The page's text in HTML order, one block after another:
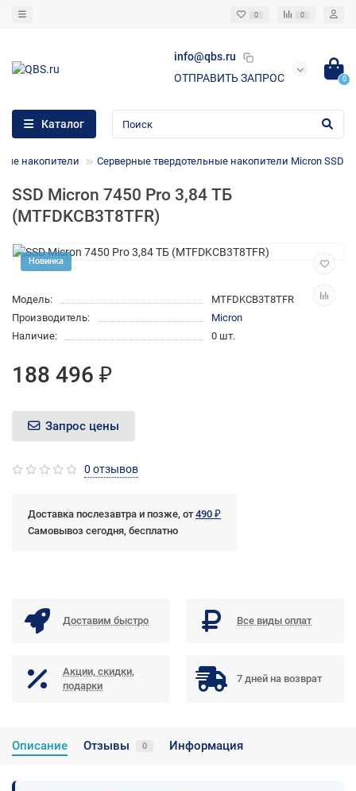
0 0
info@qbs.ru
ОТПРАВИТЬ ЗАПРОС
0
Каталог
накопители Cерверные твердотельные накопители Micron SSD
SSD Micron 7450 Pro 3,84 ТБ
(MTFDKCB3T8TFR)
Новинка
Модель:
MTFDKCB3T8TFR
Производитель:
Micron
Наличие:
0 шт.
188 496 ₽
Запрос цены
0 отзывов
Доставка послезавтра и позже, от490 ₽
Самовывоз сегодня, бесплатно
Доставим быстро Все виды оплат
Акции, скидки,
подарки
7 дней на возврат
Описание Отзывы 0 Информация